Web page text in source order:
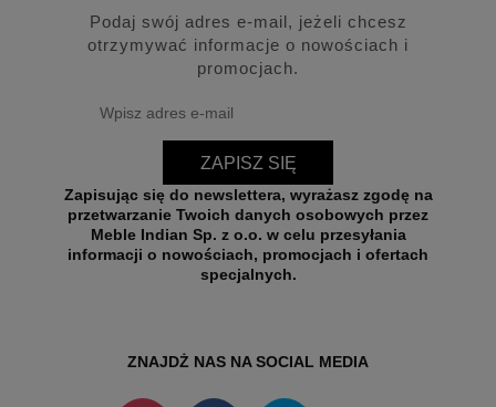
Podaj swój adres e-mail, jeżeli chcesz
otrzymywać informacje o nowościach i
promocjach.
ZAPISZ SIĘ
Zapisując się do newslettera, wyrażasz zgodę na
przetwarzanie Twoich danych osobowych przez
Meble Indian Sp. z o.o. w celu przesyłania
informacji o nowościach, promocjach i ofertach
specjalnych.
ZNAJDŻ NAS NA SOCIAL MEDIA